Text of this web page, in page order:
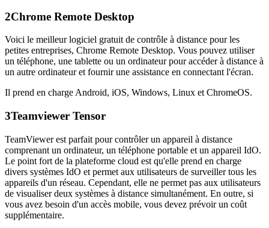
2Chrome Remote Desktop
Voici le meilleur logiciel gratuit de contrôle à distance pour les
petites entreprises, Chrome Remote Desktop. Vous pouvez utiliser
un téléphone, une tablette ou un ordinateur pour accéder à distance à
un autre ordinateur et fournir une assistance en connectant l'écran.
Il prend en charge Android, iOS, Windows, Linux et ChromeOS.
3Teamviewer Tensor
TeamViewer est parfait pour contrôler un appareil à distance
comprenant un ordinateur, un téléphone portable et un appareil IdO.
Le point fort de la plateforme cloud est qu'elle prend en charge
divers systèmes IdO et permet aux utilisateurs de surveiller tous les
appareils d'un réseau. Cependant, elle ne permet pas aux utilisateurs
de visualiser deux systèmes à distance simultanément. En outre, si
vous avez besoin d'un accès mobile, vous devez prévoir un coût
supplémentaire.